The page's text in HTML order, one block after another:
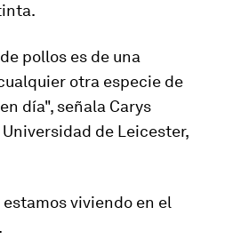
pollos es de una
otra especie de
día", señala Carys
de Leicester,
estamos viviendo en el